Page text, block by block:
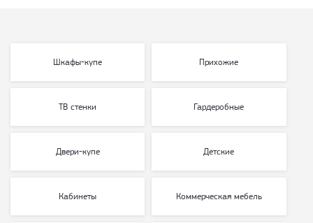
Шкафы-купе Прихожие
ТВ стенки Гардеробные
Двери-купе Детские
Кабинеты Коммерческая мебель